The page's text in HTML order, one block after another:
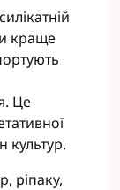
краще
Це
культур.
ріпаку,